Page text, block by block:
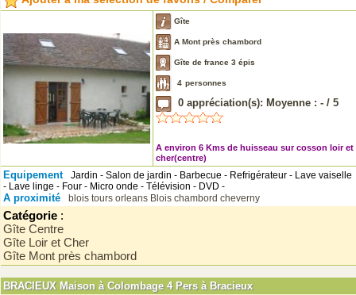
Gîte
A Mont près chambord
Gîte de france 3 épis
4 personnes
0 appréciation(s): Moyenne : - / 5
A environ 6 Kms de huisseau sur cosson loir et
cher(centre)
Equipement
Jardin - Salon de jardin - Barbecue - Refrigérateur - Lave vaiselle
- Lave linge - Four - Micro onde - Télévision - DVD -
A proximité blois tours orleans Blois chambord cheverny
Catégorie :
Gîte Centre
Gîte Loir et Cher
Gîte Mont près chambord
BRACIEUX Maison à Colombage 4 Pers à Bracieux